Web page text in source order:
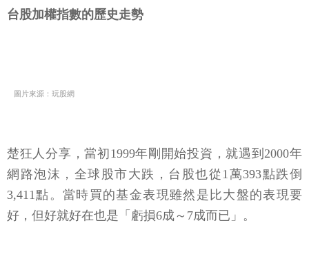
台股加權指數的歷史走勢
圖片來源：玩股網
楚狂人分享，當初1999年剛開始投資，就遇到2000年
網路泡沫，全球股市大跌，台股也從1萬393點跌倒
3,411點。當時買的基金表現雖然是比大盤的表現要
好，但好就好在也是「虧損6成～7成而已」。